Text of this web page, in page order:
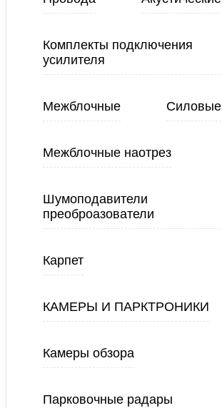
Комплекты подключения
усилителя
Межблочные Силовые
Межблочные наотрез
Шумоподавители
преоброазователи
Карпет
КАМЕРЫ И ПАРКТРОНИКИ
Камеры обзора
Парковочные радары